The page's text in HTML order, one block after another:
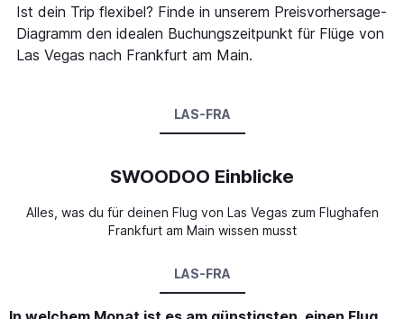
Ist dein Trip flexibel? Finde in unserem Preisvorhersage-
Diagramm den idealen Buchungszeitpunkt für Flüge von
Las Vegas nach Frankfurt am Main.
LAS-FRA
SWOODOO Einblicke
Alles, was du für deinen Flug von Las Vegas zum Flughafen
Frankfurt am Main wissen musst
LAS-FRA